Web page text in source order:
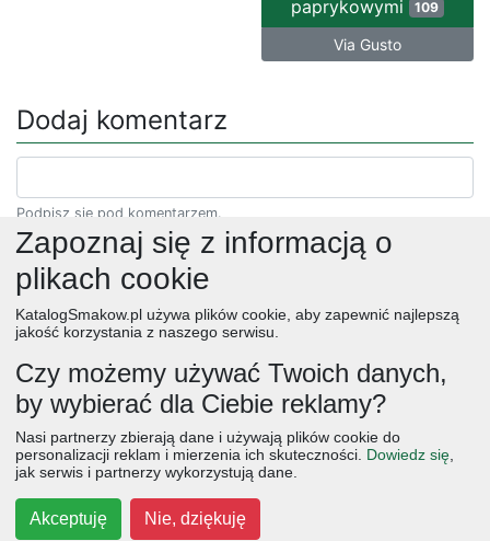
paprykowymi 109
Via Gusto
Dodaj komentarz
Podpisz się pod komentarzem.
salatki
boże narodzenie warzywa wielkanoc
przekaski
dania główne
jajka wegetariańskie czekolada
kurczak śniadania
cebula
przetwory
Zapoznaj się z informacją o
plikach cookie
KatalogSmakow.pl używa plików cookie, aby zapewnić najlepszą
jakość korzystania z naszego serwisu.
Czy możemy używać Twoich danych,
by wybierać dla Ciebie reklamy?
Nasi partnerzy zbierają dane i używają plików cookie do
personalizacji reklam i mierzenia ich skuteczności. Dowiedz się
jak serwis i partnerzy wykorzystują dane.
Akceptuję Nie, dziękuję